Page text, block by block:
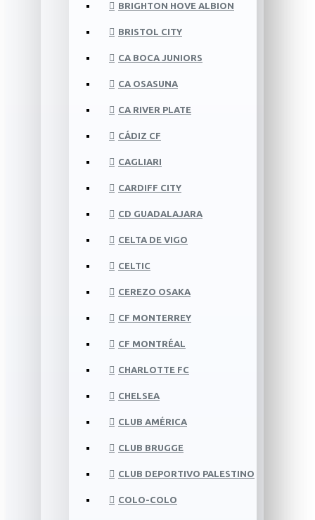
BRIGHTON HOVE ALBION
BRISTOL CITY
CA BOCA JUNIORS
CA OSASUNA
CA RIVER PLATE
CÁDIZ CF
CAGLIARI
CARDIFF CITY
CD GUADALAJARA
CELTA DE VIGO
CELTIC
CEREZO OSAKA
CF MONTERREY
CF MONTRÉAL
CHARLOTTE FC
CHELSEA
CLUB AMÉRICA
CLUB BRUGGE
CLUB DEPORTIVO PALESTINO
COLO-COLO